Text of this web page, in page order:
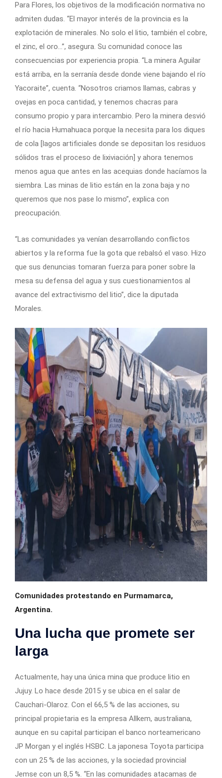
Para Flores, los objetivos de la modificación normativa no
admiten dudas. “El mayor interés de la provincia es la
explotación de minerales. No solo el litio, también el cobre,
el zinc, el oro…”, asegura. Su comunidad conoce las
consecuencias por experiencia propia. “La minera Aguilar
está arriba, en la serranía desde donde viene bajando el río
Yacoraite”, cuenta. “Nosotros criamos llamas, cabras y
ovejas en poca cantidad, y tenemos chacras para
consumo propio y para intercambio. Pero la minera desvió
el río hacia Humahuaca porque la necesita para los diques
de cola [lagos artificiales donde se depositan los residuos
sólidos tras el proceso de lixiviación] y ahora tenemos
menos agua que antes en las acequias donde hacíamos la
siembra. Las minas de litio están en la zona baja y no
queremos que nos pase lo mismo”, explica con
preocupación.
“Las comunidades ya venían desarrollando conflictos
abiertos y la reforma fue la gota que rebalsó el vaso. Hizo
que sus denuncias tomaran fuerza para poner sobre la
mesa su defensa del agua y sus cuestionamientos al
avance del extractivismo del litio”, dice la diputada
Morales.
Comunidades protestando en Purmamarca,
Argentina.
Una lucha que promete ser
larga
Actualmente, hay una única mina que produce litio en
Jujuy. Lo hace desde 2015 y se ubica en el salar de
Cauchari-Olaroz. Con el 66,5 % de las acciones, su
principal propietaria es la empresa Allkem, australiana,
aunque en su capital participan el banco norteamericano
JP Morgan y el inglés HSBC. La japonesa Toyota participa
con un 25 % de las acciones, y la sociedad provincial
Jemse con un 8,5 %. “En las comunidades atacamas de